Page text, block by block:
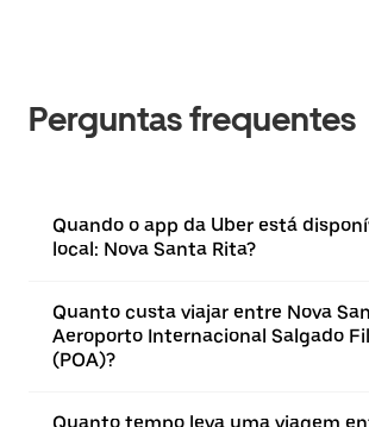
Perguntas frequentes
Quando o app da Uber está
local: Nova Santa Rita?
Quanto custa viajar entre Nova
Aeroporto Internacional Salgado
(POA)?